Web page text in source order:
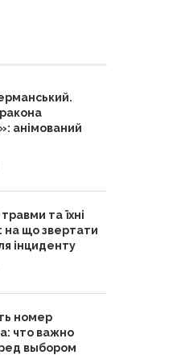
анімований
та їхні
на що звертати
інциденту
номер
что важно
выбором